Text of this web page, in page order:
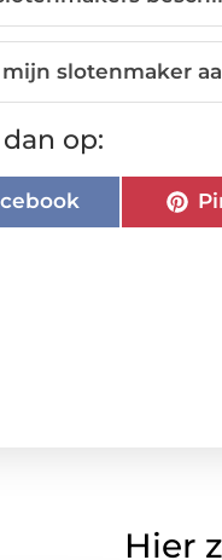
slotenmaker
op:
Hier